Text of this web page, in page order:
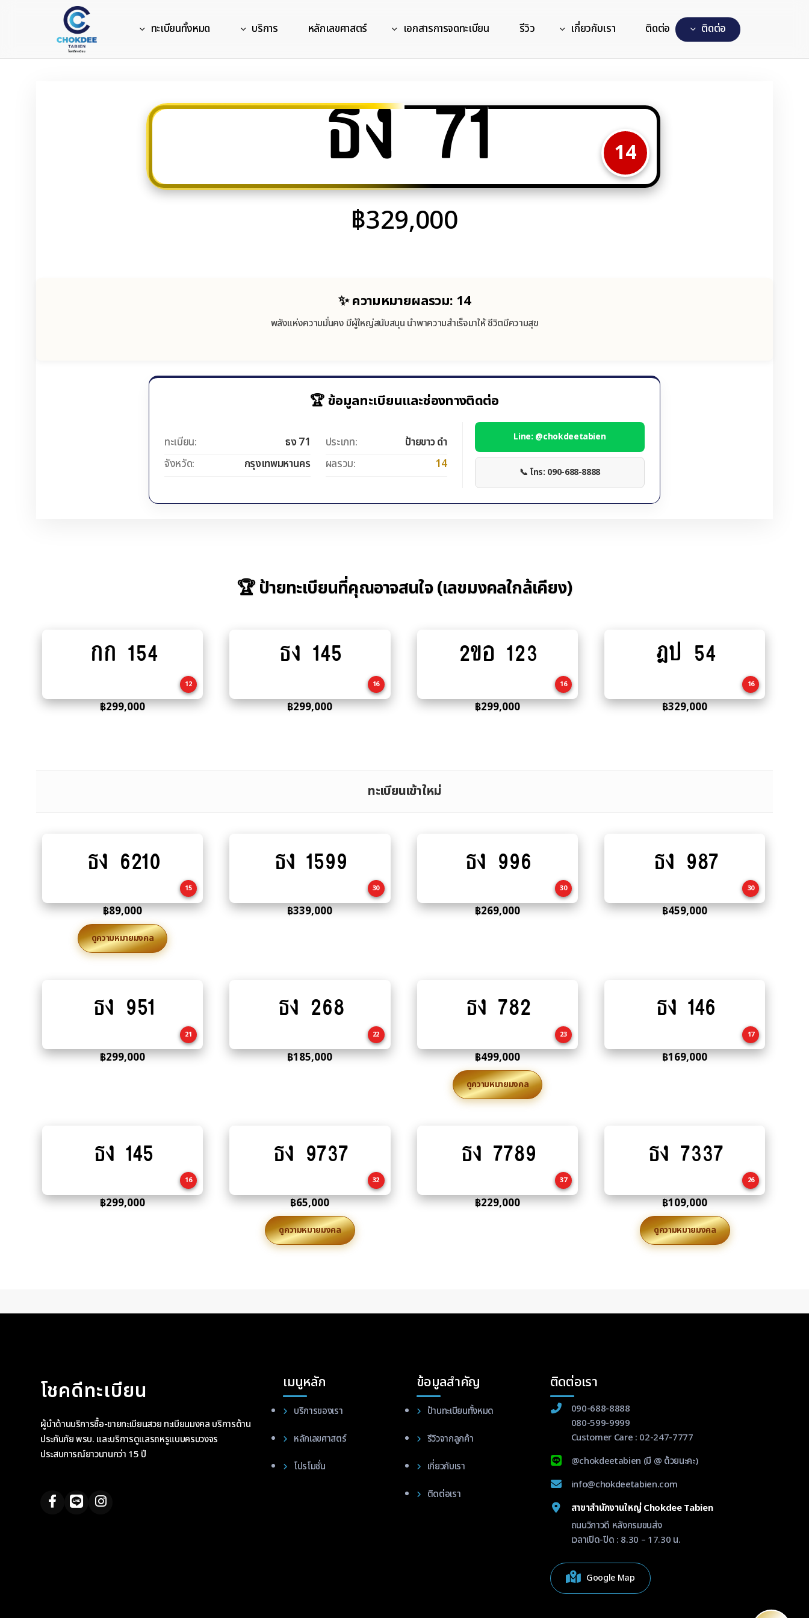
content
ทะเบียนทั้งหมด บริการ หลักเลขศาสตร์ เอกสารการจดทะเบียน รีวิว เกี่ยวกับเรา ติดต่อ ตดตอ
ธง 71 14
฿329,000
✨ ความหมายผลรวม: 14
พลังแห่งความมั่นคง มีผู้ใหญ่สนับสนุน นำพาความสำเร็จมาให้ ชีวิตมีความสุข
🏆 ข้อมูลทะเบียนและช่องทางติดต่อ
ทะเบียน:
ธง 71
จังหวัด:
กรุงเทพมหานคร
ประเภท:
ป้ายขาว ดำ
ผลรวม:
14
Line: @chokdeetabien
📞 โทร: 090-688-8888
🏆 ป้ายทะเบียนที่คุณอาจสนใจ (เลขมงคลใกล้เคียง)
Add
to
กก 154
12
฿299,000
Add
to
ธง 145
16
฿299,000
Add
to
2ขอ 123
16
฿299,000
Add
to
ฎป 54
16
฿329,000
ทะเบียนเข้าใหม่
to
ธง 6210
15
฿89,000
ดูความหมายมงคล
to
ธง 1599
30
฿339,000
to
ธง 996
30
฿269,000
to
ธง 987
30
฿459,000
to
ธง 951
21
฿299,000
to
ธง 268
22
฿185,000
to
ธง 782
23
฿499,000
ดูความหมายมงคล
to
ธง 146
17
฿169,000
to
ธง 145
16
฿299,000
to
ธง 9737
32
฿65,000
ดูความหมายมงคล
to
ธง 7789
37
฿229,000
to
ธง 7337
26
฿109,000
ดูความหมายมงคล
โชคดีทะเบียน
ผู้นำด้านบริการซื้อ-ขายทะเบียนสวย ทะเบียนมงคล บริการด้าน
ประกันภัย พรบ. และบริการดูแลรถหรูแบบครบวงจร
ประสบการณ์ยาวนานกว่า 15 ปี
เมนูหลัก
บริการของเรา
หลักเลขศาสตร์
โปรโมชั่น
ข้อมูลสำคัญ
ป้านทะเบียนทั้งหมด
รีวิวจากลูกค้า
เกี่ยวกับเรา
ติดต่อเรา
ติดต่อเรา
090-688-8888
080-599-9999
Customer Care : 02-247-7777
@chokdeetabien (มี @ ด้วยนะคะ)
info@chokdeetabien.com
สาขาสำนักงานใหญ่ Chokdee Tabien
ถนนวิภาวดี หลังกรมขนส่ง
เวลาเปิด-ปิด : 8.30 – 17.30 น.
Google Map